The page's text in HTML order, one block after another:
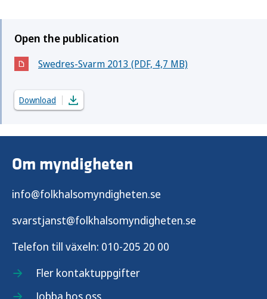
Open the publication
Swedres-Svarm 2013 (PDF, 4,7 MB)
(Öppnas i nytt fönster)
Download
Om myndigheten
info@folkhalsomyndigheten.se
svarstjanst@folkhalsomyndigheten.se
Telefon till växeln: 010-205 20 00
Fler kontaktuppgifter